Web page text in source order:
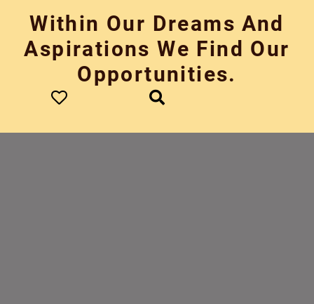
content
Within Our Dreams And
Aspirations We Find Our
Opportunities.